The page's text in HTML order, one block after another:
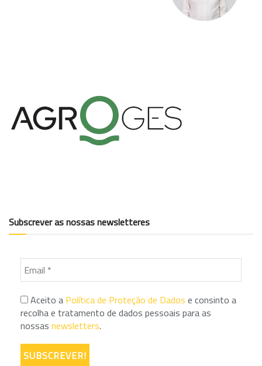
Subscrever as nossas newsletteres
Aceito a Política de Proteção de Dados e consinto a
recolha e tratamento de dados pessoais para as
nossas newsletters.